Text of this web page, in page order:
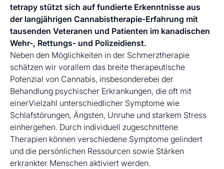
tetrapy stützt sich auf fundierte Erkenntnisse aus
der langjährigen Cannabistherapie-Erfahrung mit
tausenden Veteranen und Patienten im kanadischen
Wehr-, Rettungs- und Polizeidienst.
Neben den Möglichkeiten in der Schmerztherapie
schätzen wir vorallem das breite therapeutische
Potenzial von Cannabis, insbesonderebei der
Behandlung psychischer Erkrankungen, die oft mit
einerVielzahl unterschiedlicher Symptome wie
Schlafstörungen, Ängsten, Unruhe und starkem Stress
einhergehen. Durch individuell zugeschnittene
Therapien können verschiedene Symptome gelindert
und die persönlichen Ressourcen sowie Stärken
erkrankter Menschen aktiviert werden.